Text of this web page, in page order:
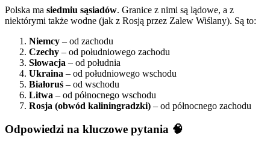
Polska ma siedmiu sąsiadów. Granice z nimi są lądowe, a z
niektórymi także wodne (jak z Rosją przez Zalew Wiślany). Są to:
Niemcy – od zachodu
Czechy – od południowego zachodu
Słowacja – od południa
Ukraina – od południowego wschodu
Białoruś – od wschodu
Litwa – od północnego wschodu
Rosja (obwód kaliningradzki) – od północnego zachodu
Odpowiedzi na kluczowe pytania 🧠